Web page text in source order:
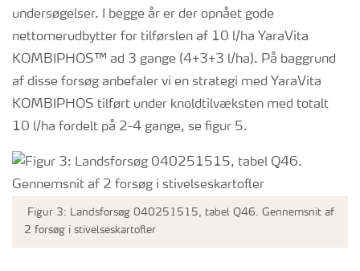
undersøgelser. I begge år er der opnået gode
nettomerudbytter for tilførslen af 10 l/ha YaraVita
KOMBIPHOS™ ad 3 gange (4+3+3 l/ha). På baggrund
af disse forsøg anbefaler vi en strategi med YaraVita
KOMBIPHOS tilført under knoldtilvæksten med totalt
10 l/ha fordelt på 2-4 gange, se figur 5.
Figur 3: Landsforsøg 040251515, tabel Q46. Gennemsnit af
2 forsøg i stivelseskartofler